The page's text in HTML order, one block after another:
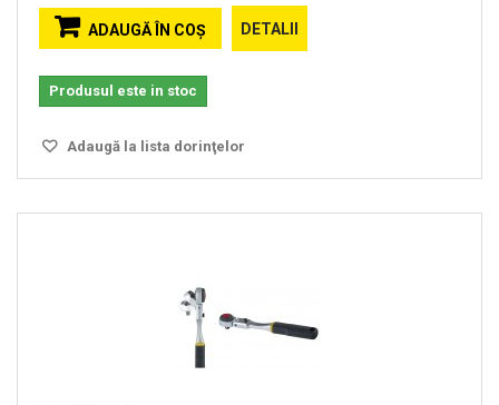
ADAUGĂ ÎN COŞ DETALII
Produsul este in stoc
Adaugă la lista dorinţelor